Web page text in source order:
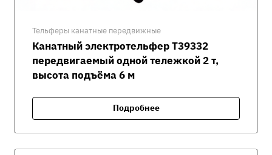
Тельферы канатные передвижные
Канатный электротельфер Т39332
передвигаемый одной тележкой 2 т,
высота подъёма 6 м
Подробнее